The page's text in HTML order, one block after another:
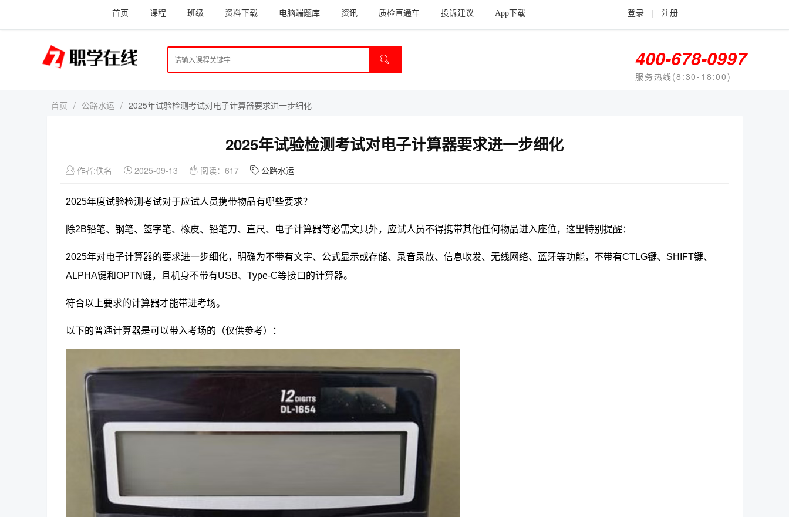
首页 课程 班级 资料下载 电脑端题库 资讯 质检直通车 投诉建议 App下载 登录 注册
400-678-0997
服务热线(8:30-18:00)
首页 / 公路水运 / 2025年试验检测考试对电子计算器要求进一步细化
2025年试验检测考试对电子计算器要求进一步细化
作者:佚名 2025-09-13 阅读：617 公路水运
2025年度试验检测考试对于应试人员携带物品有哪些要求？
除2B铅笔、钢笔、签字笔、橡皮、铅笔刀、直尺、电子计算器等必需文具外，应试人员不得携带其他任何物品进入座位，这里特别提醒：
2025年对电子计算器的要求进一步细化， 明确为不带有文字、公式显示或存储、录音录放、信息收发、无线网络、蓝牙等功能，不带有CTLG键、SHIFT键、
ALPHA键和OPTN键，且机身不带有USB、Type-C等接口的计算器。
符合以上要求的计算器才能带进考场。
以下的普通计算器是可以带入考场的（仅供参考）：